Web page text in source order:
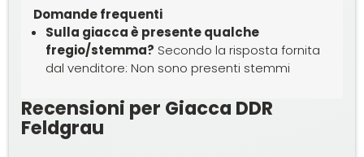
Domande frequenti
Sulla giacca è presente qualche
fregio/stemma? Secondo la risposta fornita
dal venditore: Non sono presenti stemmi
Recensioni per Giacca DDR
Feldgrau